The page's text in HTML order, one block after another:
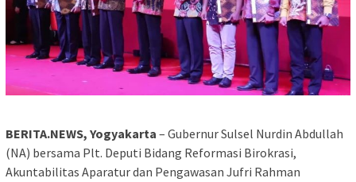
BERITA.NEWS, Yogyakarta – Gubernur Sulsel Nurdin Abdullah
(NA) bersama Plt. Deputi Bidang Reformasi Birokrasi,
Akuntabilitas Aparatur dan Pengawasan Jufri Rahman